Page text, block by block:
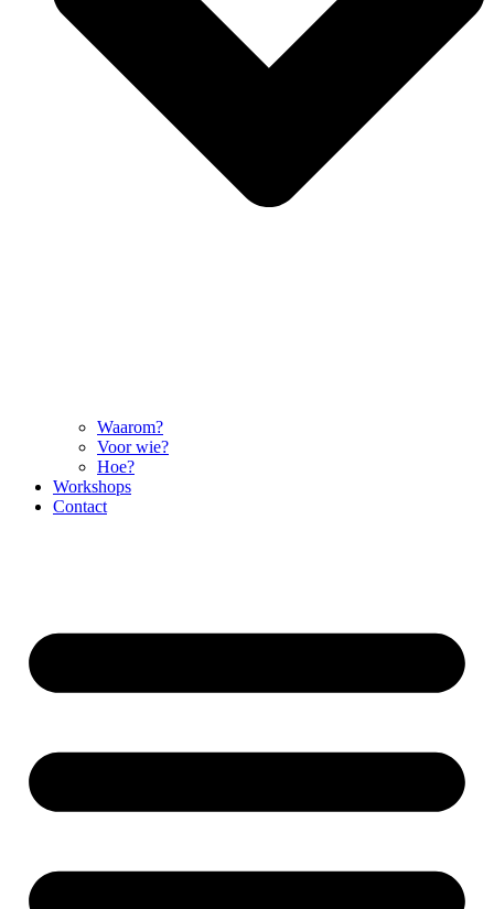
Waarom?
Voor wie?
Hoe?
Workshops
Contact